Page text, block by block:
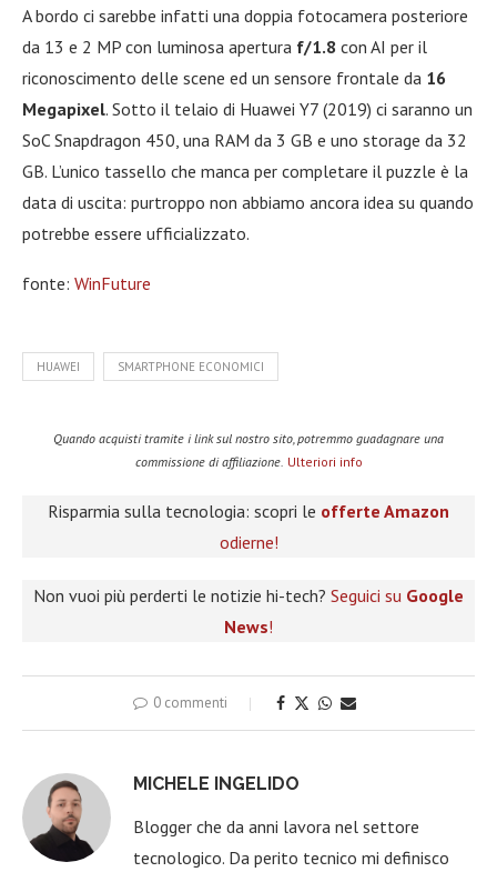
A bordo ci sarebbe infatti una doppia fotocamera posteriore
da 13 e 2 MP con luminosa apertura f/1.8 con AI per il
riconoscimento delle scene ed un sensore frontale da 16
Megapixel. Sotto il telaio di Huawei Y7 (2019) ci saranno un
SoC Snapdragon 450, una RAM da 3 GB e uno storage da 32
GB. L’unico tassello che manca per completare il puzzle è la
data di uscita: purtroppo non abbiamo ancora idea su quando
potrebbe essere ufficializzato.
fonte: WinFuture
HUAWEI SMARTPHONE ECONOMICI
Quando acquisti tramite i link sul nostro sito, potremmo guadagnare una
commissione di affiliazione. Ulteriori info
Risparmia sulla tecnologia: scopri le offerte Amazon
odierne!
Non vuoi più perderti le notizie hi-tech? Seguici su Google
News!
0 commenti
MICHELE INGELIDO
Blogger che da anni lavora nel settore
tecnologico. Da perito tecnico mi definisco